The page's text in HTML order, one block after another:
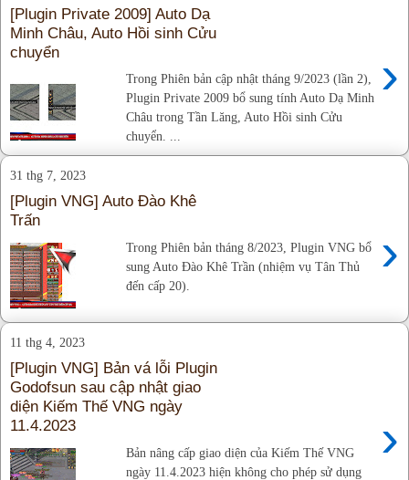
[Plugin Private 2009] Auto Dạ
Minh Châu, Auto Hồi sinh Cửu
chuyển
›
Trong Phiên bản cập nhật tháng 9/2023 (lần 2),
Plugin Private 2009 bổ sung tính Auto Dạ Minh
Châu trong Tần Lăng, Auto Hồi sinh Cửu
chuyển. ...
31 thg 7, 2023
[Plugin VNG] Auto Đào Khê
Trấn
›
Trong Phiên bản tháng 8/2023, Plugin VNG bổ
sung Auto Đào Khê Trần (nhiệm vụ Tân Thủ
đến cấp 20).
11 thg 4, 2023
[Plugin VNG] Bản vá lỗi Plugin
Godofsun sau cập nhật giao
diện Kiếm Thế VNG ngày
11.4.2023
›
Bản nâng cấp giao diện của Kiếm Thế VNG
ngày 11.4.2023 hiện không cho phép sử dụng